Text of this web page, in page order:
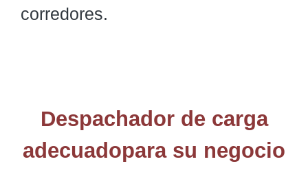
corredores.
Despachador de carga
adecuadopara su negocio